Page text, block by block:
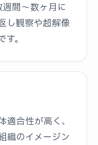
間〜数ヶ月に
し観察や超解像
。
合性が高く、
織のイメージン